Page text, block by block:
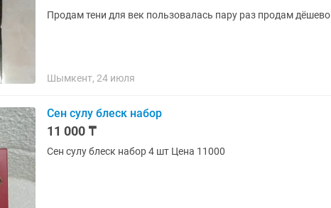
Продам тени для век пользовалась пару раз продам дёшево
Шымкент, 24 июля
Сен сулу блеск набор
11 000 ₸
Сен сулу блеск набор 4 шт Цена 11000